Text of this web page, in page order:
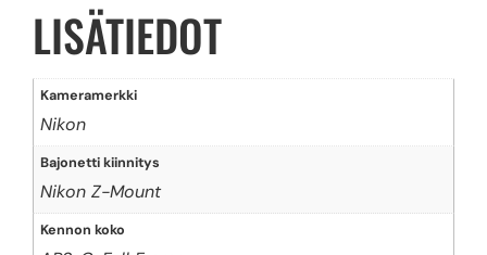
LISÄTIEDOT
Kameramerkki
Nikon
Bajonetti kiinnitys
Nikon Z-Mount
Kennon koko